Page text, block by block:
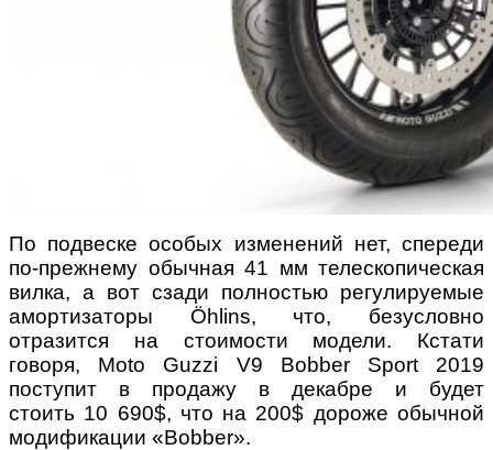
По подвеске особых изменений нет, спереди
по-прежнему обычная 41 мм телескопическая
вилка, а вот сзади полностью регулируемые
амортизаторы Öhlins, что, безусловно
отразится на стоимости модели. Кстати
говоря, Moto Guzzi V9 Bobber Sport 2019
поступит в продажу в декабре и будет
стоить 10 690$, что на 200$ дороже обычной
модификации «Bobber».